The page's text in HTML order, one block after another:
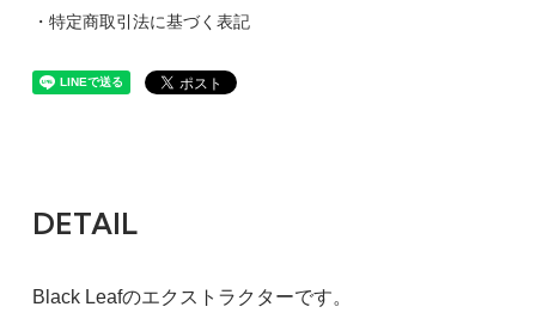
・特定商取引法に基づく表記
DETAIL
Black Leafのエクストラクターです。